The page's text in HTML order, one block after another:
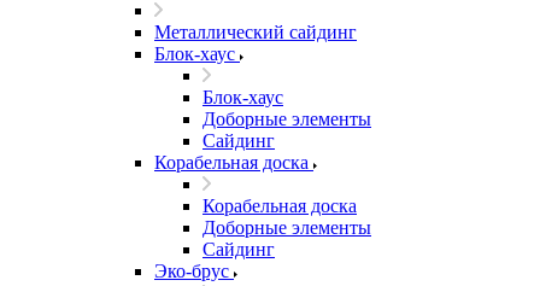
Металлический сайдинг
Блок-хаус
Блок-хаус
Доборные элементы
Сайдинг
Корабельная доска
Корабельная доска
Доборные элементы
Сайдинг
Эко-брус